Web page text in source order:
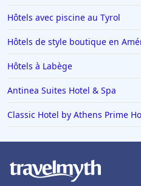
Hôtels en Lorraine
Hôtels à Châtillon-sur-Seine
Hôtels à Brest
Hôtels à Auron
Hôtels à Thiers
Hôtels avec piscine au Tyrol
Hôtels de style boutique en
Hôtels à Labège
Antinea Suites Hotel & Spa
Classic Hotel by Athens Prime